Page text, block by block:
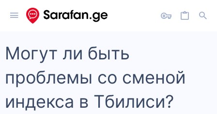
Могут ли быть
проблемы со сменой
индекса в Тбилиси?